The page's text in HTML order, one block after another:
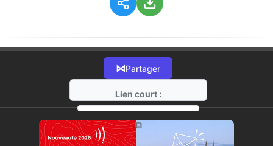
⋈Partager
Lien court :
https://radio-g.fr?19796
⧉